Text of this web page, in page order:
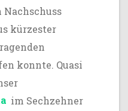
Nachschuss
kürzester
konnte. Quasi
im Sechzehner